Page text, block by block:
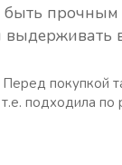
быть
покупкой
подходила по